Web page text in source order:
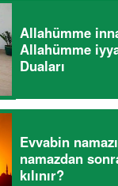
Allahümme
Allahümme
Duaları
Evvabin
namazdan
kılınır?